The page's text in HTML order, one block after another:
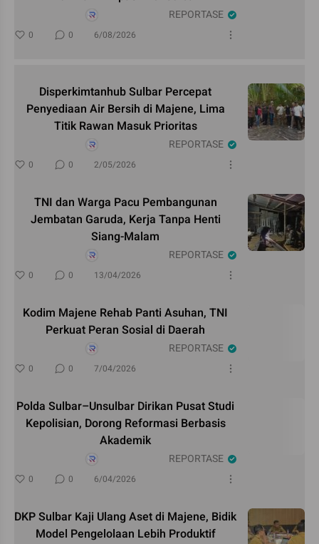
REPORTASE
0 0 6/08/2026
Disperkimtanhub Sulbar Percepat
Penyediaan Air Bersih di Majene, Lima
Titik Rawan Masuk Prioritas
REPORTASE
0 0 2/05/2026
TNI dan Warga Pacu Pembangunan
Jembatan Garuda, Kerja Tanpa Henti
Siang-Malam
REPORTASE
0 0 13/04/2026
Kodim Majene Rehab Panti Asuhan, TNI
Perkuat Peran Sosial di Daerah
REPORTASE
0 0 7/04/2026
Polda Sulbar–Unsulbar Dirikan Pusat Studi
Kepolisian, Dorong Reformasi Berbasis
Akademik
REPORTASE
0 0 6/04/2026
DKP Sulbar Kaji Ulang Aset di Majene, Bidik
Model Pengelolaan Lebih Produktif